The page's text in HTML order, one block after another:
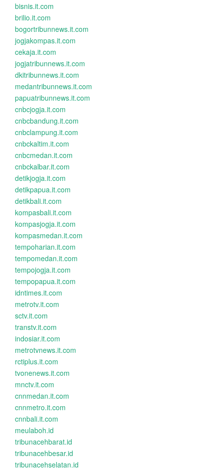
bisnis.it.com
brilio.it.com
bogortribunnews.it.com
jogjakompas.it.com
cekaja.it.com
jogjatribunnews.it.com
dkitribunnews.it.com
medantribunnews.it.com
papuatribunnews.it.com
cnbcjogja.it.com
cnbcbandung.it.com
cnbclampung.it.com
cnbckaltim.it.com
cnbcmedan.it.com
cnbckalbar.it.com
detikjogja.it.com
detikpapua.it.com
detikbali.it.com
kompasbali.it.com
kompasjogja.it.com
kompasmedan.it.com
tempoharian.it.com
tempomedan.it.com
tempojogja.it.com
tempopapua.it.com
idntimes.it.com
metrotv.it.com
sctv.it.com
transtv.it.com
indosiar.it.com
metrotvnews.it.com
rctiplus.it.com
tvonenews.it.com
mnctv.it.com
cnnmedan.it.com
cnnmetro.it.com
cnnbali.it.com
meulaboh.id
tribunacehbarat.id
tribunacehbesar.id
tribunacehselatan.id